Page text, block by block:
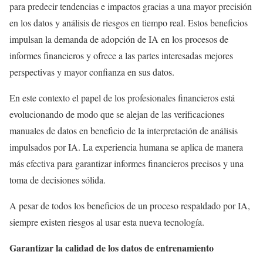
para predecir tendencias e impactos gracias a una mayor precisión
en los datos y análisis de riesgos en tiempo real. Estos beneficios
impulsan la demanda de adopción de IA en los procesos de
informes financieros y ofrece a las partes interesadas mejores
perspectivas y mayor confianza en sus datos.
En este contexto el papel de los profesionales financieros está
evolucionando de modo que se alejan de las verificaciones
manuales de datos en beneficio de la interpretación de análisis
impulsados por IA. La experiencia humana se aplica de manera
más efectiva para garantizar informes financieros precisos y una
toma de decisiones sólida.
A pesar de todos los beneficios de un proceso respaldado por IA,
siempre existen riesgos al usar esta nueva tecnología.
Garantizar la calidad de los datos de entrenamiento